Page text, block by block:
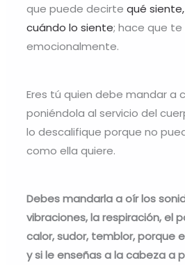
que puede decirtequé
cuándo lo siente; hace que
emocionalmente.
Eres tú quien debe mandar a
poniéndola al servicio del
lo descalifique porque no
como ella quiere.
Debes mandarla a oír los
vibraciones, la respiración, el
calor, sudor, temblor, porque
y si le enseñas a la cabeza a